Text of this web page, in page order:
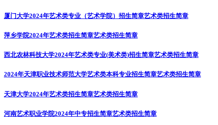
厦门大学2024年艺术类专业（艺术学院）招生简章艺术类招生简章
萍乡学院2024年艺术类招生简章艺术类招生简章
西北农林科技大学2024年艺术类专业(美术类)招生简章艺术类招生简章
2024年天津职业技术师范大学艺术类本科专业招生简章艺术类招生简章
天津大学2024年艺术类招生简章艺术类招生简章
河南艺术职业学院2024年中专招生简章艺术类招生简章